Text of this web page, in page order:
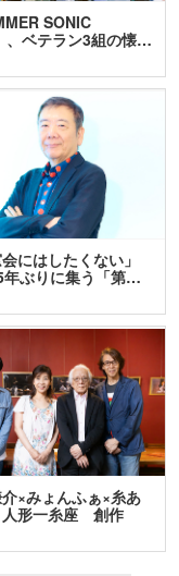
SONIC
、ベテラン3組の懐…
会にはしたくない」
ぶりに集う「第…
×みょんふぁ×糸あ
人形一糸座 創作